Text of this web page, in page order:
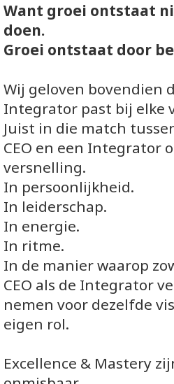
Want groei ontstaat
doen.
Groei ontstaat door
Wij geloven bovendien
Integrator past bij elke
Juist in die match
CEO en een Integrator
versnelling.
In persoonlijkheid.
In leiderschap.
In energie.
In ritme.
In de manier waarop
CEO als de Integrator
nemen voor dezelfde
eigen rol.
Excellence & Mastery